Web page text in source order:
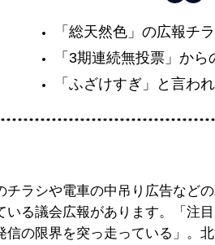
「総天然色」の広報チ
「3期連続無投票」か
「ふざけすぎ」と言わ
チラシや電車の中吊り広告など
いる議会広報があります。「注
信の限界を突っ走っている」。